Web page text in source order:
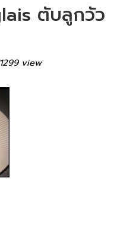
ตับลูกวัว
view